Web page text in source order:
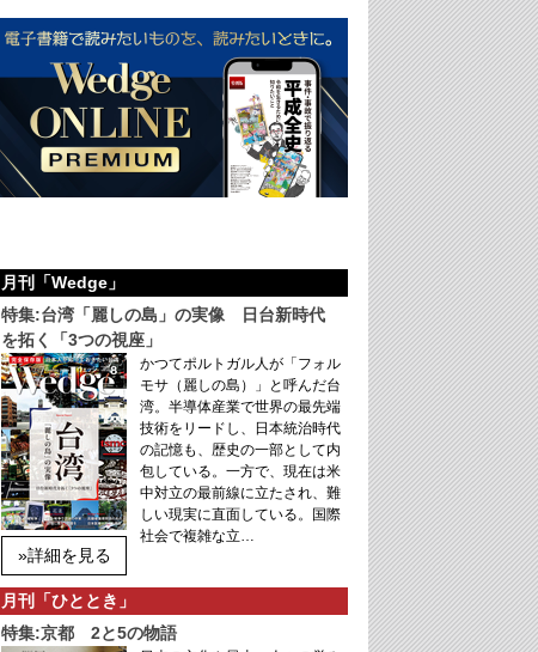
月刊「Wedge」
特集:台湾「麗しの島」の実像 日台新時代
を拓く「3つの視座」
»詳細を見る
かつてポルトガル人が「フォル
モサ（麗しの島）」と呼んだ台
湾。半導体産業で世界の最先端
技術をリードし、日本統治時代
の記憶も、歴史の一部として内
包している。一方で、現在は米
中対立の最前線に立たされ、難
しい現実に直面している。国際
社会で複雑な立…
月刊「ひととき」
特集:京都 2と5の物語